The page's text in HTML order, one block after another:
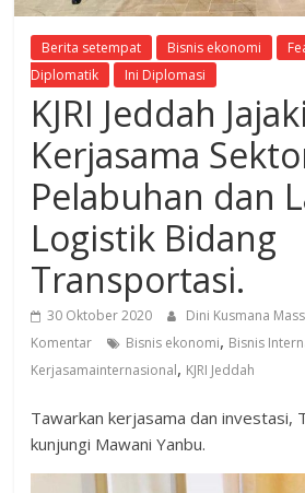
Berita setempat Bisnis ekonomi
Diplomatik
Ini Diplomasi
KJRI Jeddah Jajaki
Kerjasama
Pelabuhan dan
Logistik Bidang
Transportasi.
30 Oktober 2020 Dini Kusmana
Komentar
Bisnis ekonomi, Bisnis
Kerjasamainternasional, KJRI Jeddah
Tawarkan kerjasama dan investasi,
kunjungi Mawani Yanbu.